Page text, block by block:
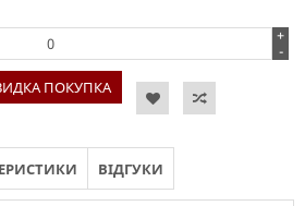
+
-
ПОКУПКА
ВІДГУКИ